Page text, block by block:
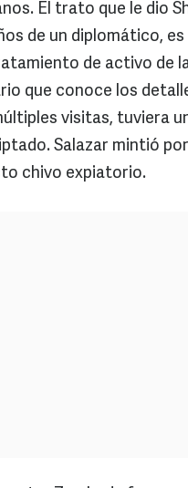
El trato que le dio
de un diplomático,
de activo de
que conoce los
visitas, tuviera
Salazar mintió
chivo expiatorio.